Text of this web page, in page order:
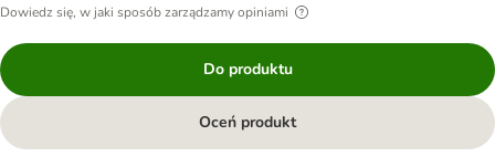
Dowiedz się, w jaki sposób zarządzamy opiniami
Do produktu
Oceń produkt